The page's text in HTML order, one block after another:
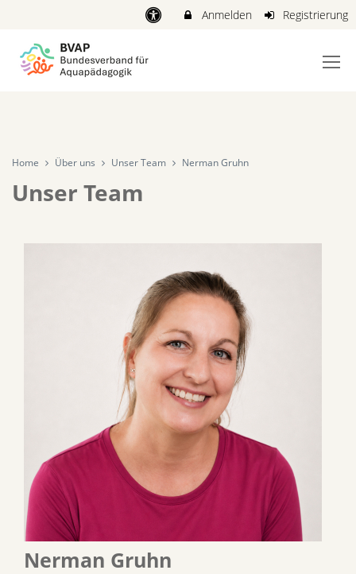
Anmelden Registrierung
Home Über uns Unser Team Nerman Gruhn
Unser Team
Nerman Gruhn